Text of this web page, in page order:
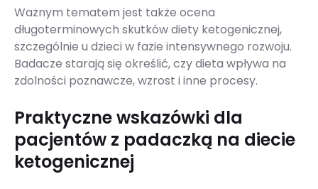
Ważnym tematem jest także ocena
długoterminowych skutków diety ketogenicznej,
szczególnie u dzieci w fazie intensywnego rozwoju.
Badacze starają się określić, czy dieta wpływa na
zdolności poznawcze, wzrost i inne procesy.
Praktyczne wskazówki dla
pacjentów z padaczką na diecie
ketogenicznej